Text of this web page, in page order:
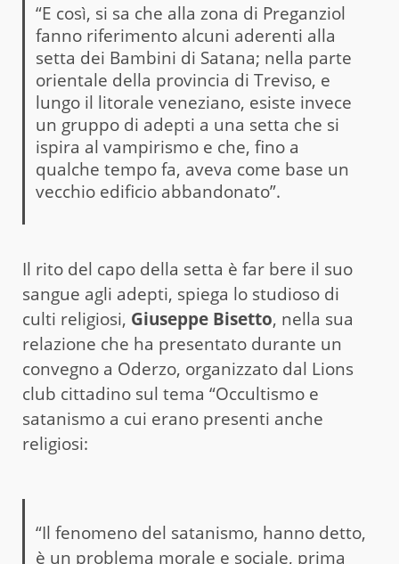
“E così, si sa che alla zona di Preganziol
fanno riferimento alcuni aderenti alla
setta dei Bambini di Satana; nella parte
orientale della provincia di Treviso, e
lungo il litorale veneziano, esiste invece
un gruppo di adepti a una setta che si
ispira al vampirismo e che, fino a
qualche tempo fa, aveva come base un
vecchio edificio abbandonato”.
Il rito del capo della setta è far bere il suo
sangue agli adepti, spiega lo studioso di
culti religiosi, Giuseppe Bisetto, nella sua
relazione che ha presentato durante un
convegno a Oderzo, organizzato dal Lions
club cittadino sul tema “Occultismo e
satanismo a cui erano presenti anche
religiosi:
“Il fenomeno del satanismo, hanno detto,
è un problema morale e sociale, prima